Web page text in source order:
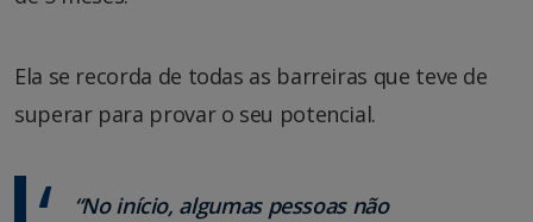
Ela se recorda de todas as barreiras que teve de
superar para provar o seu potencial.
“No início, algumas pessoas não